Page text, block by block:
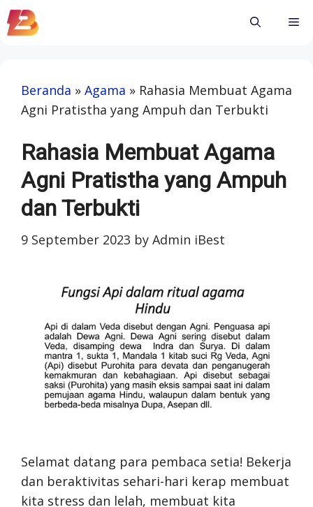
Skip
to
Beranda » Agama » Rahasia Membuat Agama
Agni Pratistha yang Ampuh dan Terbukti
Rahasia Membuat Agama
Agni Pratistha yang Ampuh
dan Terbukti
9 September 2023 by Admin iBest
Selamat datang para pembaca setia! Bekerja
dan beraktivitas sehari-hari kerap membuat
kita stress dan lelah, membuat kita